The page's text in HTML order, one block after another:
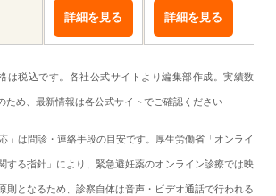
詳細を見る 詳細を見る
は税込です。各社公式サイトより編集部作成。実績数
ため、最新情報は各公式サイトでご確認ください
」は問診・連絡手段の目安です。厚生労働省「オンライ
する指針」により、緊急避妊薬のオンライン診療では映
則となるため、診察自体は音声・ビデオ通話で行われる